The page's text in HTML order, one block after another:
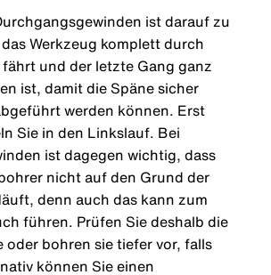
ist darauf zu
Werkzeug komplett durch
und der letzte Gang ganz
ist, damit die Späne sicher
werden können. Erst
Sie in den Linkslauf. Bei
ist dagegen wichtig, dass
nicht auf den Grund der
denn auch das kann zum
führen. Prüfen Sie deshalb die
oder bohren sie tiefer vor, falls
können Sie einen